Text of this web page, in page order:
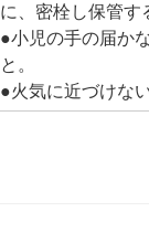
に、密栓し保管す
●小児の手の届か
と。
●火気に近づけない